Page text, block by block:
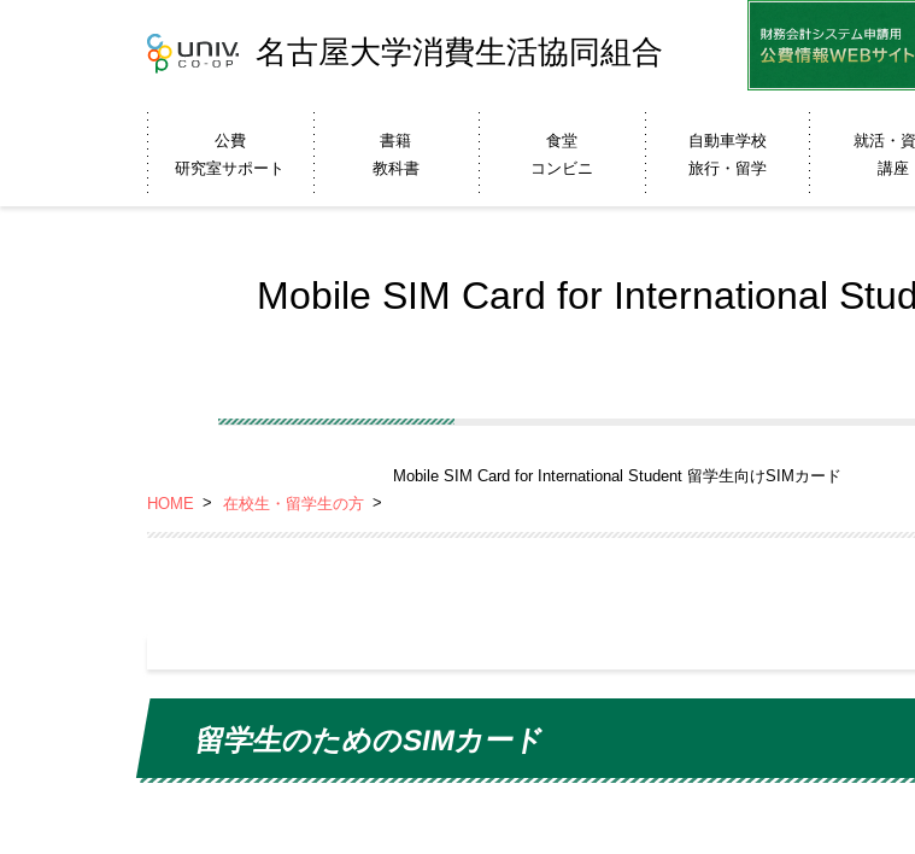
名古屋大学消費生活協同組合
公費
研究室サポート
書籍
教科書
食堂
コンビニ
自動車学校
旅行・留学
就活・
講座
Mobile SIM Card for International
HOME 在校生・留学生の方
Mobile SIM Card for International Student 留学生向けSIMカード
留学生のためのSIMカード